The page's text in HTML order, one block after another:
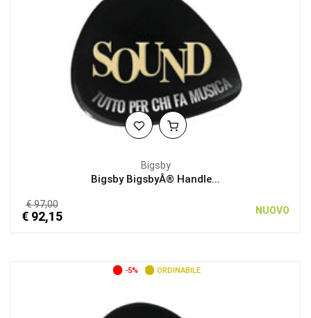
Bigsby
Bigsby BigsbyÂ® Handle...
€ 97,00
€ 92,15 NUOVO
-5% ORDINABILE